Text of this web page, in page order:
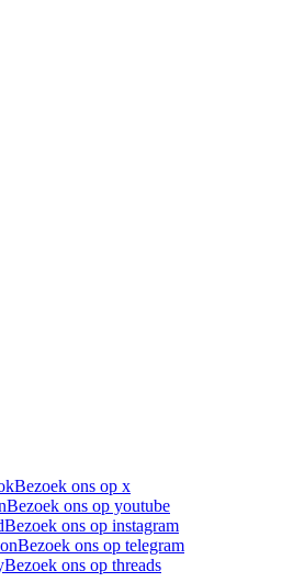
Bezoek ons op x
Bezoek ons op youtube
Bezoek ons op instagram
Bezoek ons op telegram
Bezoek ons op threads